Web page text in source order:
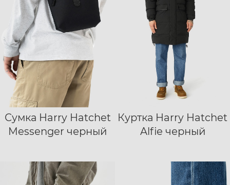
Сумка Harry Hatchet
Messenger черный
Куртка Harry Hatchet
Alfie черный
S M L
XL
XXL